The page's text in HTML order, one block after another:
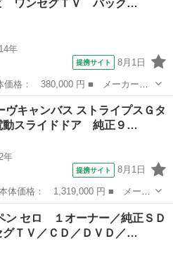
ワンセグＴＶ バック…
年
提携サイト 8月1日
ト ■ グレード名： カスタムＲ
セグＴＶ バックカメラ ＥＴ
ヴキャンバス ストライプスＧタ
スライドドア 純正９…
年
提携サイト 8月1日
ーヴキャンバス ■ グレード
電動スライドドア 純正９型ディ
ン セロ １オーナー／純正ＳＤ
グＴＶ／ＣＤ／ＤＶＤ／…